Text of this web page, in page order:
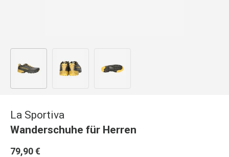
Bild 1 in Galerieansicht laden
La Sportiva
Wanderschuhe für Herren
79,90 €